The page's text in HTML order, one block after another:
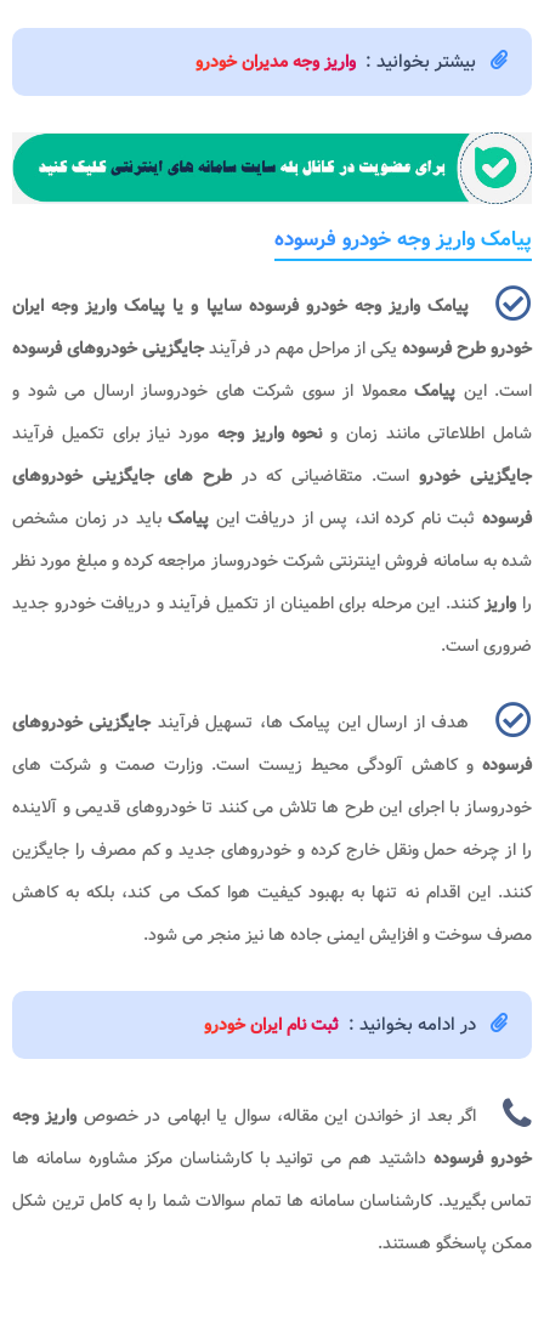
بیشتر بخوانید : واریز وجه مدیران خودرو
پیامک واریز وجه خودرو فرسوده
پیامک واریز وجه خودرو فرسوده سایپا و یا پیامک واریز وجه ایران
خودرو طرح فرسوده​ یکی از مراحل مهم در فرآیندجایگزینی خودروهای فرسوده
است. این پیامکمعمولا از سوی شرکت های خودروساز ارسال می شود و
شامل اطلاعاتی مانند زمان ونحوه واریز وجه مورد نیاز برای تکمیل فرآیند
جایگزینی خودرو است. متقاضیانی که درطرح های جایگزینی خودروهای
فرسوده ثبت نام کرده اند، پس از دریافت این پیامکباید در زمان مشخص
شده به سامانه فروش اینترنتی شرکت خودروساز مراجعه کرده و مبلغ مورد نظر
را واریزکنند. این مرحله برای اطمینان از تکمیل فرآیند و دریافت خودرو جدید
ضروری است.
هدف از ارسال این پیامک ها، تسهیل فرآیندجایگزینی خودروهای
فرسودهو کاهش آلودگی محیط زیست است. وزارت صمت و شرکت های
خودروساز با اجرای این طرح ها تلاش می کنند تا خودروهای قدیمی و آلاینده
را از چرخه حمل ونقل خارج کرده و خودروهای جدید و کم مصرف را جایگزین
کنند. این اقدام نه تنها به بهبود کیفیت هوا کمک می کند، بلکه به کاهش
مصرف سوخت و افزایش ایمنی جاده ها نیز منجر می شود.
در ادامه بخوانید : ثبت نام ایران خودرو
اگر بعد از خواندن این مقاله، سوال یا ابهامی در خصوص واریز وجه
خودرو فرسوده داشتید هم می توانید با کارشناسان مرکز مشاوره سامانه ها
تماس بگیرید. کارشناسان سامانه ها تمام سوالات شما را به کامل ترین شکل
ممکن پاسخگو هستند.